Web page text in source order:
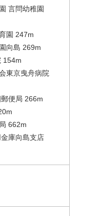
言問幼稚園
園 247m
向島 269m
154m
東京曳舟病院
便局 266m
662m
庫向島支店